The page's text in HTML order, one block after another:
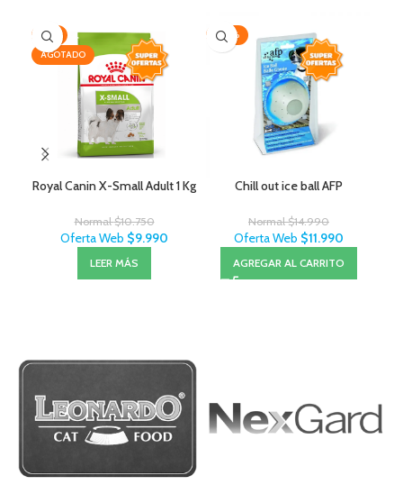
-7%
AGOTADO
Royal Canin X-Small Adult 1 Kg
Normal$10.750
Oferta Web $9.990
LEER MÁS
-20%
Chill out ice ball AFP
Normal$14.990
Oferta Web $11.990
AGREGAR AL CARRITO